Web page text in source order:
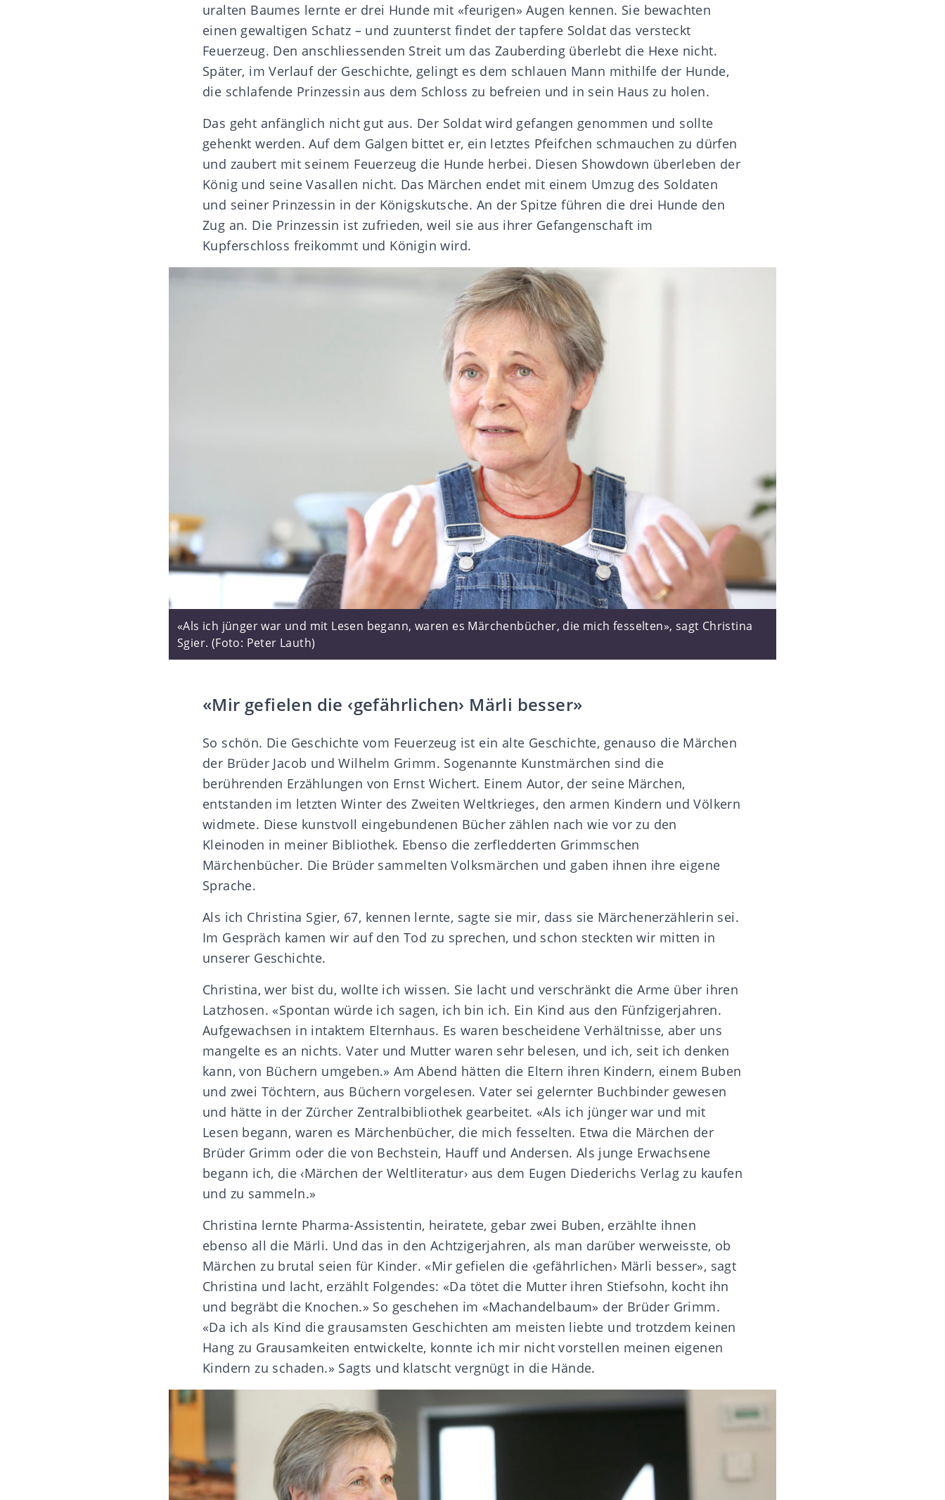
uralten Baumes lernte er drei Hunde mit «feurigen» Augen kennen. Sie bewachten
einen gewaltigen Schatz – und zuunterst findet der tapfere Soldat das versteckt
Feuerzeug. Den anschliessenden Streit um das Zauberding überlebt die Hexe nicht.
Später, im Verlauf der Geschichte, gelingt es dem schlauen Mann mithilfe der Hunde,
die schlafende Prinzessin aus dem Schloss zu befreien und in sein Haus zu holen.
Das geht anfänglich nicht gut aus. Der Soldat wird gefangen genommen und sollte
gehenkt werden. Auf dem Galgen bittet er, ein letztes Pfeifchen schmauchen zu dürfen
und zaubert mit seinem Feuerzeug die Hunde herbei. Diesen Showdown überleben der
König und seine Vasallen nicht. Das Märchen endet mit einem Umzug des Soldaten
und seiner Prinzessin in der Königskutsche. An der Spitze führen die drei Hunde den
Zug an. Die Prinzessin ist zufrieden, weil sie aus ihrer Gefangenschaft im
Kupferschloss freikommt und Königin wird.
«Als ich jünger war und mit Lesen begann, waren es Märchenbücher, die mich fesselten», sagt Christina
Sgier. (Foto: Peter Lauth)
«Mir gefielen die ‹gefährlichen› Märli besser»
So schön. Die Geschichte vom Feuerzeug ist ein alte Geschichte, genauso die Märchen
der Brüder Jacob und Wilhelm Grimm. Sogenannte Kunstmärchen sind die
berührenden Erzählungen von Ernst Wichert. Einem Autor, der seine Märchen,
entstanden im letzten Winter des Zweiten Weltkrieges, den armen Kindern und Völkern
widmete. Diese kunstvoll eingebundenen Bücher zählen nach wie vor zu den
Kleinoden in meiner Bibliothek. Ebenso die zerfledderten Grimmschen
Märchenbücher. Die Brüder sammelten Volksmärchen und gaben ihnen ihre eigene
Sprache.
Als ich Christina Sgier, 67, kennen lernte, sagte sie mir, dass sie Märchenerzählerin sei.
Im Gespräch kamen wir auf den Tod zu sprechen, und schon steckten wir mitten in
unserer Geschichte.
Christina, wer bist du, wollte ich wissen. Sie lacht und verschränkt die Arme über ihren
Latzhosen. «Spontan würde ich sagen, ich bin ich. Ein Kind aus den Fünfzigerjahren.
Aufgewachsen in intaktem Elternhaus. Es waren bescheidene Verhältnisse, aber uns
mangelte es an nichts. Vater und Mutter waren sehr belesen, und ich, seit ich denken
kann, von Büchern umgeben.» Am Abend hätten die Eltern ihren Kindern, einem Buben
und zwei Töchtern, aus Büchern vorgelesen. Vater sei gelernter Buchbinder gewesen
und hätte in der Zürcher Zentralbibliothek gearbeitet. «Als ich jünger war und mit
Lesen begann, waren es Märchenbücher, die mich fesselten. Etwa die Märchen der
Brüder Grimm oder die von Bechstein, Hauff und Andersen. Als junge Erwachsene
begann ich, die ‹Märchen der Weltliteratur› aus dem Eugen Diederichs Verlag zu kaufen
und zu sammeln.»
Christina lernte Pharma-Assistentin, heiratete, gebar zwei Buben, erzählte ihnen
ebenso all die Märli. Und das in den Achtzigerjahren, als man darüber werweisste, ob
Märchen zu brutal seien für Kinder. «Mir gefielen die ‹gefährlichen› Märli besser», sagt
Christina und lacht, erzählt Folgendes: «Da tötet die Mutter ihren Stiefsohn, kocht ihn
und begräbt die Knochen.» So geschehen im «Machandelbaum» der Brüder Grimm.
«Da ich als Kind die grausamsten Geschichten am meisten liebte und trotzdem keinen
Hang zu Grausamkeiten entwickelte, konnte ich mir nicht vorstellen meinen eigenen
Kindern zu schaden.» Sagts und klatscht vergnügt in die Hände.